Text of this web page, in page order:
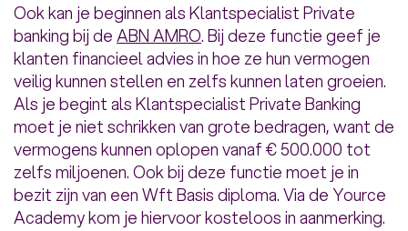
Ook kan je beginnen als Klantspecialist Private
banking bij deABN AMRO. Bij deze functie geef je
klanten financieel advies in hoe ze hun vermogen
veilig kunnen stellen en zelfs kunnen laten groeien.
Als je begint als Klantspecialist Private Banking
moet je niet schrikken van grote bedragen, want de
vermogens kunnen oplopen vanaf € 500.000 tot
zelfs miljoenen. Ook bij deze functie moet je in
bezit zijn van een Wft Basis diploma. Via de Yource
Academy kom je hiervoor kosteloos in aanmerking.